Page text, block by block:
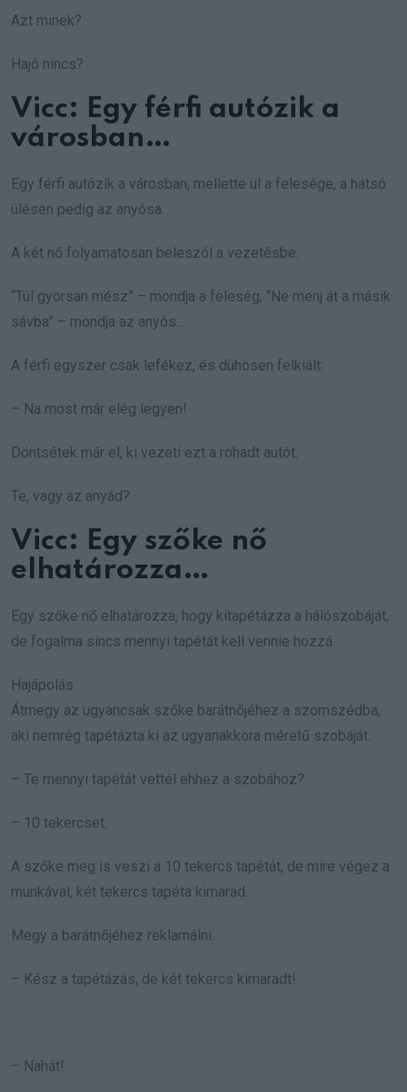
Azt minek?
Hajó nincs?
Vicc: Egy férfi autózik a
városban…
Egy férfi autózik a városban, mellette ül a felesége, a hátsó
ülésen pedig az anyósa.
A két nő folyamatosan beleszól a vezetésbe.
“Túl gyorsan mész” – mondja a feleség, “Ne menj át a másik
sávba” – mondja az anyós…
A férfi egyszer csak lefékez, és dühösen felkiált:
– Na most már elég legyen!
Döntsétek már el, ki vezeti ezt a rohadt autót.
Te, vagy az anyád?
Vicc: Egy szőke nő
elhatározza…
Egy szőke nő elhatározza, hogy kitapétázza a hálószobáját,
de fogalma sincs mennyi tapétát kell vennie hozzá.
Hajápolás
Átmegy az ugyancsak szőke barátnőjéhez a szomszédba,
aki nemrég tapétázta ki az ugyanakkora méretű szobáját.
– Te mennyi tapétát vettél ehhez a szobához?
– 10 tekercset.
A szőke meg is veszi a 10 tekercs tapétát, de mire végez a
munkával, két tekercs tapéta kimarad.
Megy a barátnőjéhez reklamálni:
– Kész a tapétázás, de két tekercs kimaradt!
– Nahát!